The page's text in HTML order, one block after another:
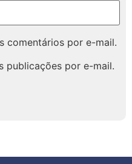
comentários por e-mail.
publicações por e-mail.